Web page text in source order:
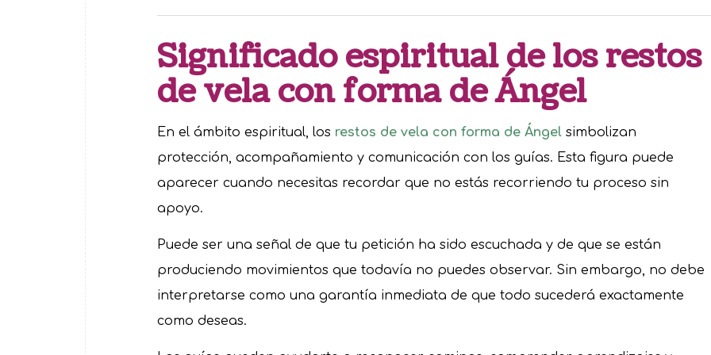
Significado espiritual de los restos
de vela con forma de Ángel
En el ámbito espiritual, los restos de vela con forma de Ángel simbolizan
protección, acompañamiento y comunicación con los guías. Esta figura puede
aparecer cuando necesitas recordar que no estás recorriendo tu proceso sin
apoyo.
Puede ser una señal de que tu petición ha sido escuchada y de que se están
produciendo movimientos que todavía no puedes observar. Sin embargo, no debe
interpretarse como una garantía inmediata de que todo sucederá exactamente
como deseas.